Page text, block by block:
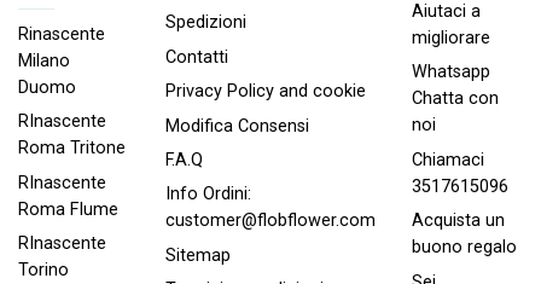
Rinascente
Milano
Duomo
RInascente
Roma Tritone
RInascente
Roma FIume
RInascente
Torino
Spedizioni
Contatti
Privacy Policy and cookie
Modifica Consensi
F.A.Q
Info Ordini:
customer@flobflower.com
Sitemap
Aiutaci a
migliorare
Whatsapp
Chatta con
noi
Chiamaci
3517615096
Acquista un
buono regalo